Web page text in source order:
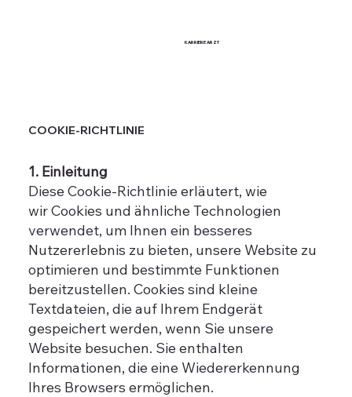
KARRIEREARZT
COOKIE-RICHTLINIE
1. Einleitung
Diese Cookie-Richtlinie erläutert, wie
wir Cookies und ähnliche Technologien
verwendet, um Ihnen ein besseres
Nutzererlebnis zu bieten, unsere Website zu
optimieren und bestimmte Funktionen
bereitzustellen. Cookies sind kleine
Textdateien, die auf Ihrem Endgerät
gespeichert werden, wenn Sie unsere
Website besuchen. Sie enthalten
Informationen, die eine Wiedererkennung
Ihres Browsers ermöglichen.